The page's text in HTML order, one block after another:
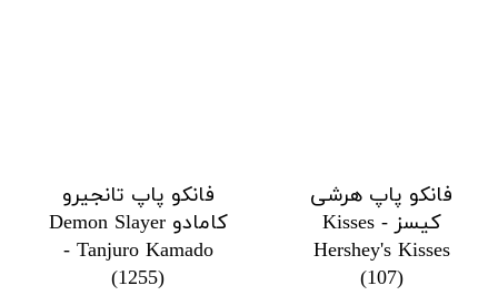
فانکو پاپ هرشی
کیسز Kisses -
Hershey's Kisses
(107)
فانکو پاپ تانجیرو
کامادو Demon Slayer
- Tanjuro Kamado
(1255)